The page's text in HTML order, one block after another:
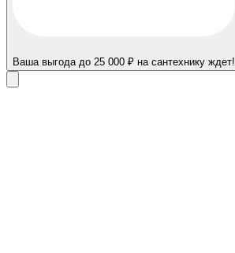
Ваша выгода до 25 000 ₽ на сантехнику ждет!